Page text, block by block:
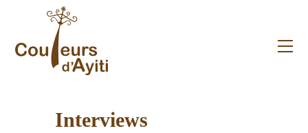
content
Interviews